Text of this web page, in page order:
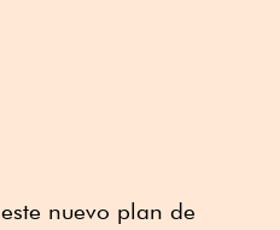
nuevo plan de